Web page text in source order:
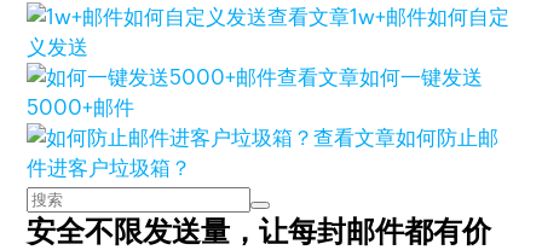
查看文章1w+邮件如何自定
义发送
查看文章如何一键发送
5000+邮件
查看文章如何防止邮
件进客户垃圾箱？
安全不限发送量，让每封邮件都有价